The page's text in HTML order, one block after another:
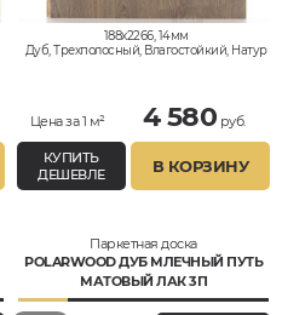
188x2266, 14мм
Дуб, Трехполосный, Влагостойкий, Натур
Цена за 1 м² 4 580 руб.
КУПИТЬ
ДЕШЕВЛЕ
В КОРЗИНУ
Паркетная доска
POLARWOOD ДУБ МЛЕЧНЫЙ ПУТЬ
МАТОВЫЙ ЛАК 3П